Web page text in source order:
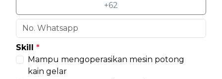
+62
Skill *
Mampu mengoperasikan mesin potong
kain gelar